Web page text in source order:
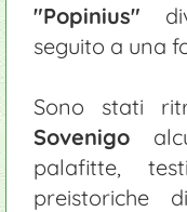
"Popinius"
seguito a una
Sono stati
Sovenigo
palafitte,
preistoriche